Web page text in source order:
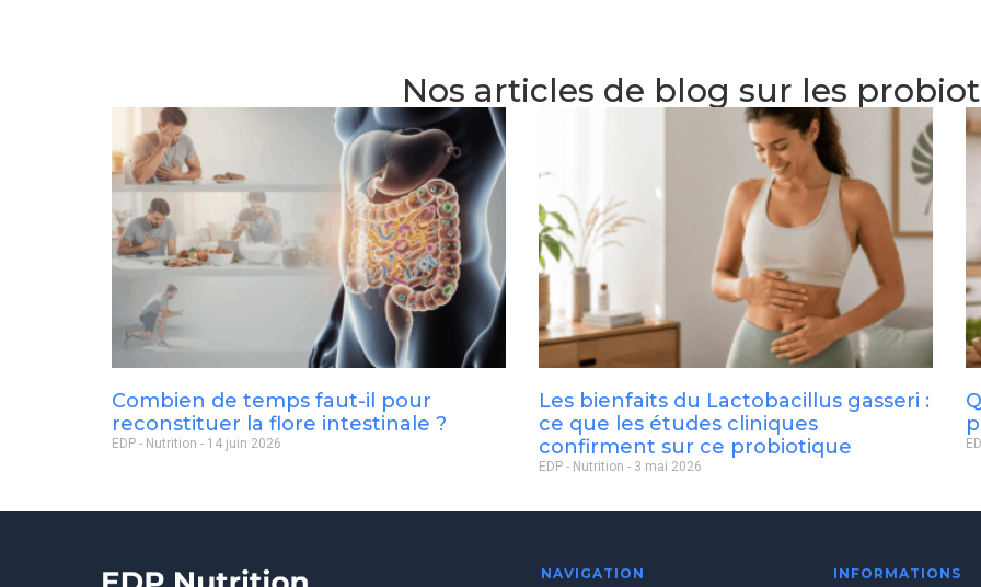
Nos articles de blog sur les
Combien de temps faut-il pour
reconstituer la flore intestinale ?
EDP - Nutrition 14 juin 2026
Les bienfaits du Lactobacillus gasseri :
ce que les études cliniques
confirment sur ce probiotique
EDP - Nutrition 3 mai 2026
NAVIGATION INFORMATIONS